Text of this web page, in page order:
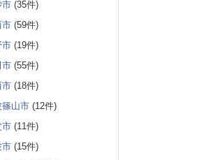
市 (35件)
市 (59件)
市 (19件)
市 (55件)
市 (18件)
篠山市 (12件)
市 (11件)
市 (15件)